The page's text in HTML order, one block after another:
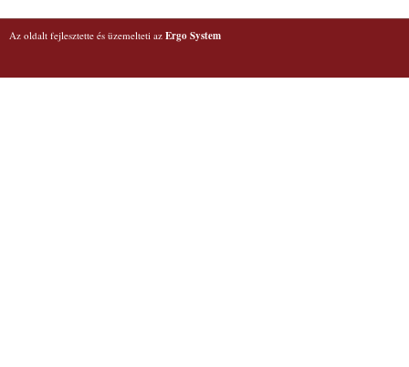
Az oldalt fejlesztette és üzemelteti az Ergo System